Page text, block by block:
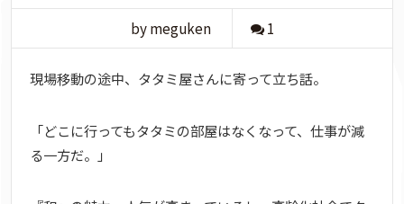
by meguken
1
現場移動の途中、タタミ屋さんに寄って立ち話。
「どこに行ってもタタミの部屋はなくなって、仕事が減
る一方だ。」